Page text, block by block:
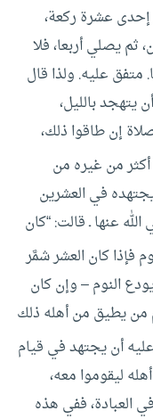
عشرة ركعة،
يصلي أربعا، فلا
متفق عليه. ولذا قال
يتهجد بالليل،
إن طاقوا ذلك،
من غيره من
في العشرين
عنها ـ قالت: “كان
فإذا كان العشر شمَّر
النوم – وإن كان
من يطيق من أهله ذلك
أن يجتهد في قيام
ليقوموا معه،
العبادة، ففي هذه